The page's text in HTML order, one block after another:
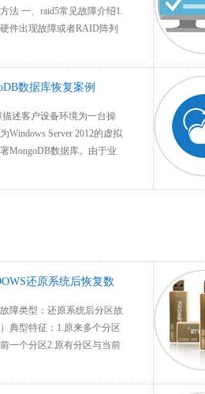
法 一、raid5常见故障介绍1.
件出现故障或者RAID阵列
数据库恢复案例
描述客户设备环境为一台操
Windows Server 2012的虚拟
MongoDB数据库。由于业
还原系统后恢复数
障类型：还原系统后分区故
典型特征：1.原来多个分区
一个分区2.原有分区与当前